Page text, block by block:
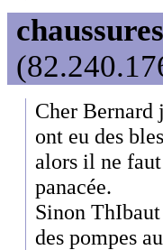
Cher Bernard
ont eu des
alors il ne
panacée.
Sinon
des pompes